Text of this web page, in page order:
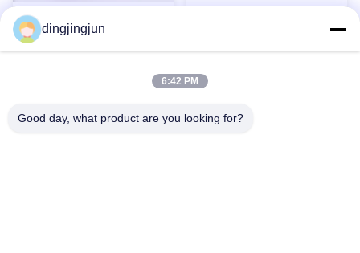
Matériel de fixation en acier
inoxydable
dingjingjun
6:42 PM
Good day, what product are you looking for?